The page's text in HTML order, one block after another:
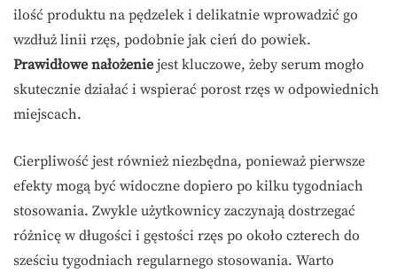
ilość produktu na pędzelek i delikatnie wprowadzić go
wzdłuż linii rzęs, podobnie jak cień do powiek.
Prawidłowe nałożenie jest kluczowe, żeby serum mogło
skutecznie działać i wspierać porost rzęs w odpowiednich
miejscach.
Cierpliwość jest również niezbędna, ponieważ pierwsze
efekty mogą być widoczne dopiero po kilku tygodniach
stosowania. Zwykle użytkownicy zaczynają dostrzegać
różnicę w długości i gęstości rzęs po około czterech do
sześciu tygodniach regularnego stosowania. Warto